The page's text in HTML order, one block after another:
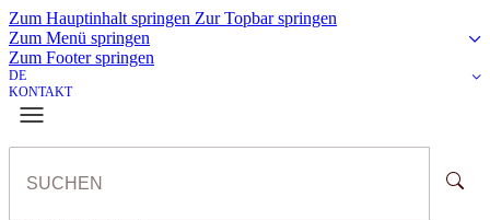
Zum Hauptinhalt springen Zur Topbar springen
Zum Menü springen
Zum Footer springen
DE
KONTAKT